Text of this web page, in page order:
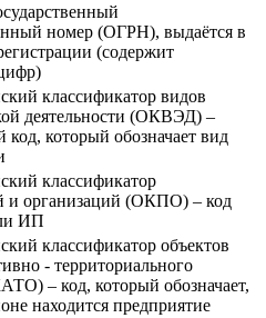
номер (ОГРН), выдаётся в
(содержит
классификатор видов
деятельности (ОКВЭД) –
код, который обозначает вид
классификатор
и организаций (ОКПО) – код
ИП
классификатор объектов
- территориального
– код, который обозначает,
находится предприятие